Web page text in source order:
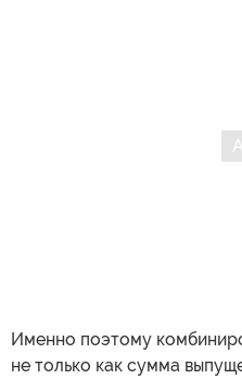
Именно поэтому
не только как сумма